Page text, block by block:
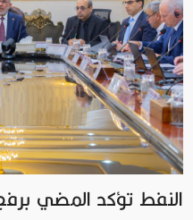
النفط تؤكد المضي